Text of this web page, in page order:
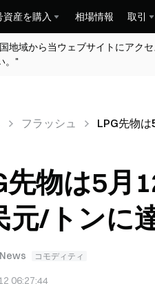
資産を購入 相場情報 取引
地域から当ウェブサイトにアク
。"
フラッシュ LPG先物
先物は5月
元/トンに
コモディティ
06:27:44